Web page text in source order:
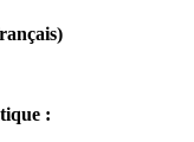
: